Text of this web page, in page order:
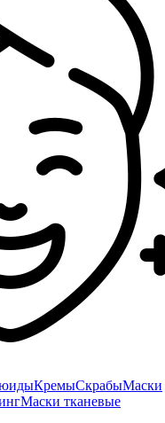
КремыСкрабыМаски
Маски тканевые